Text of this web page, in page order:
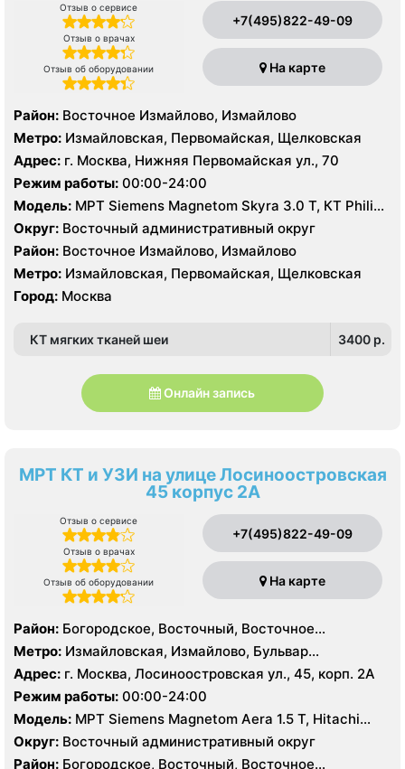
Отзыв о сервисе
Отзыв о врачах
Отзыв об оборудовании
+7(495)822-49-09
На карте
Район: Восточное Измайлово, Измайлово
Метро: Измайловская, Первомайская, Щелковская
Адрес: г. Москва, Нижняя Первомайская ул., 70
Режим работы: 00:00-24:00
Модель: МРТ Siemens Magnetom Skyra 3.0 Т, КТ Philips
Brilliance CT 64 среза, КТ Siemens Somatom Definition
128 срезов, УЗИ
Округ: Восточный административный округ
Район: Восточное Измайлово, Измайлово
Метро: Измайловская, Первомайская, Щелковская
Город: Москва
КТ мягких тканей шеи 3400 p.
Онлайн запись
МРТ КТ и УЗИ на улице Лосиноостровская
45 корпус 2А
Отзыв о сервисе
Отзыв о врачах
Отзыв об оборудовании
+7(495)822-49-09
На карте
Район: Богородское, Восточный, Восточное
Измайлово, Гольяново, Измайлово, Метрогородок,
Северное Измайлово, Соколиная Гора, Сокольники
Метро: Измайловская, Измайлово, Бульвар
Рокоссовского, Белокаменная , Локомотив ,
Партизанская, Первомайская, Преображенская
площадь, Ростокино, Семеновская, Соколиная гора,
Сокольники, Черкизовская, Щелковская,
Электрозаводская
Адрес: г. Москва, Лосиноостровская ул., 45, корп. 2А
Режим работы: 00:00-24:00
Модель: МРТ Siemens Magnetom Aera 1.5 T, Hitachi
Aperto 0.4 Т, КТ Philips Brilliance CT 64 среза, УЗИ
Округ: Восточный административный округ
Район: Богородское, Восточный, Восточное